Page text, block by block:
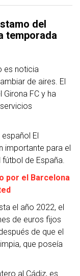
del
temporada
es noticia
de aires. El
Girona FC y ha
El
importante para el
de España.
por el Barcelona
el año 2022, el
de euros fijos
de que el
que poseía
al Cádiz, es